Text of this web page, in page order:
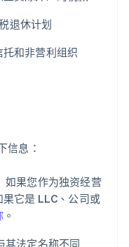
退休计划
和非营利组织
信息：
如果您作为独资经营
它是 LLC、公司或
。
其法定名称不同